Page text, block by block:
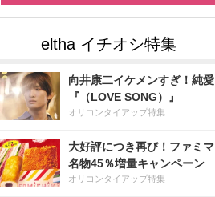
向井康二イケメンすぎ！純愛
『（LOVE SONG）』
オリコンタイアップ特集
大好評につき再び！ファミマ
名物45％増量キャンペーン
オリコンタイアップ特集